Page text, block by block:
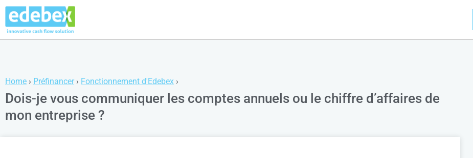
Home › Préfinancer› Fonctionnement d'Edebex ›
Dois-je vous communiquer les comptes annuels ou le chiffre d’affaires de
mon entreprise ?